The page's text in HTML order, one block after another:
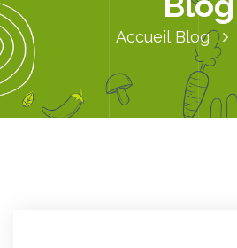
Accueil Blog